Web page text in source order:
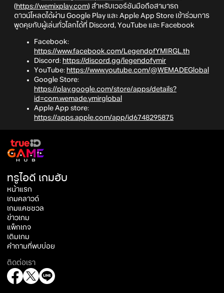
(https://wemixplay.com) สำหรับเวอร์ชันมือถือสามารถ
ดาวน์โหลดได้ผ่าน Google Play และ Apple App Store เข้าร่วมการ
พูดคุยกับผู้เล่นทั่วโลกได้ที่ Discord, YouTube และ Facebook
Facebook:
https://www.facebook.com/LegendofYMIRGL.th
Discord: https://discord.gg/legendofymir
YouTube: https://www.youtube.com/@WEMADEGlobal
Google Store:
https://play.google.com/store/apps/details?
id=com.wemade.ymirglobal
Apple App store:
https://apps.apple.com/app/id6748295875
ทรูไอดี เกมฮับ
หน้าแรก
เกมคลาวด์
เกมแคชชวล
ข่าวเกม
แพ็กเกจ
เติมเกม
คำถามที่พบบ่อย
ติดต่อเรา